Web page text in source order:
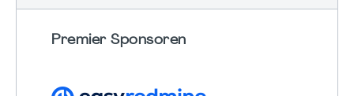
Premier Sponsoren